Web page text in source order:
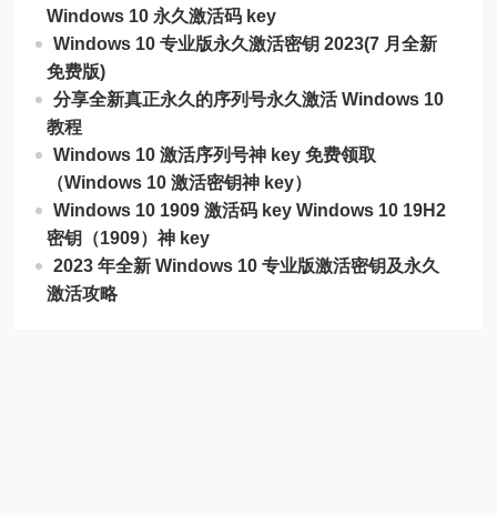
Windows 10 永久激活码 key
Windows 10 专业版永久激活密钥 2023(7 月全新
免费版)
分享全新真正永久的序列号永久激活 Windows 10
教程
Windows 10 激活序列号神 key 免费领取
（Windows 10 激活密钥神 key）
Windows 10 1909 激活码 key Windows 10 19H2
密钥（1909）神 key
2023 年全新 Windows 10 专业版激活密钥及永久
激活攻略